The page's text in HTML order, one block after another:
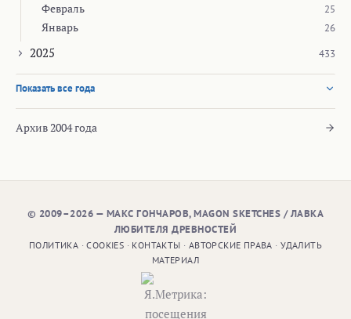
Февраль 25
Январь 26
2025 433
Показать все года
Архив 2004 года
© 2009–2026 — МАКС ГОНЧАРОВ, MAGON SKETCHES / ЛАВКА
ЛЮБИТЕЛЯ ДРЕВНОСТЕЙ
ПОЛИТИКА ·COOKIES · КОНТАКТЫ · АВТОРСКИЕ ПРАВА ·УДАЛИТЬ
МАТЕРИАЛ